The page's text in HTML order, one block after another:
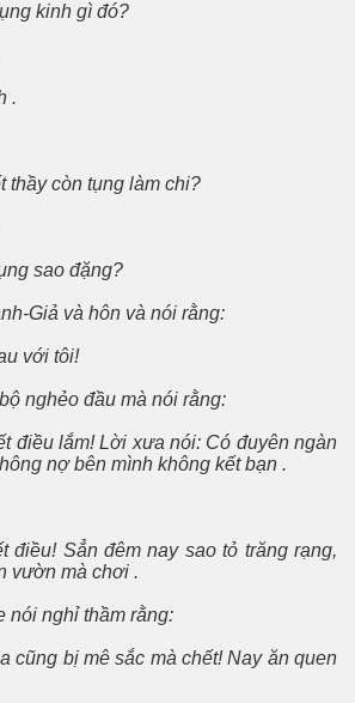
kinh gì đó?
.
thầy còn tụng làm chi?
sao đặng?
Giả và hôn và nói rằng:
với tôi!
nghẻo đầu mà nói rằng:
điều lắm! Lời xưa nói: Có đuyên ngàn
nợ bên mình không kết bạn .
điều! Sẳn đêm nay sao tỏ trăng rạng,
vườn mà chơi .
nói nghỉ thầm rằng:
cũng bị mê sắc mà chết! Nay ăn quen